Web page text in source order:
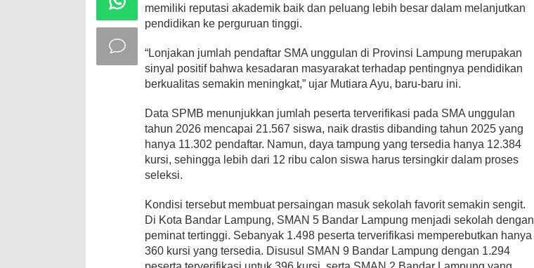
memiliki reputasi akademik baik dan peluang lebih besar dalam melanjutkan
pendidikan ke perguruan tinggi.
“Lonjakan jumlah pendaftar SMA unggulan di Provinsi Lampung merupakan
sinyal positif bahwa kesadaran masyarakat terhadap pentingnya pendidikan
berkualitas semakin meningkat,” ujar Mutiara Ayu, baru-baru ini.
Data SPMB menunjukkan jumlah peserta terverifikasi pada SMA unggulan
tahun 2026 mencapai 21.567 siswa, naik drastis dibanding tahun 2025 yang
hanya 11.302 pendaftar. Namun, daya tampung yang tersedia hanya 12.384
kursi, sehingga lebih dari 12 ribu calon siswa harus tersingkir dalam proses
seleksi.
Kondisi tersebut membuat persaingan masuk sekolah favorit semakin sengit.
Di Kota Bandar Lampung, SMAN 5 Bandar Lampung menjadi sekolah dengan
peminat tertinggi. Sebanyak 1.498 peserta terverifikasi memperebutkan hanya
360 kursi yang tersedia. Disusul SMAN 9 Bandar Lampung dengan 1.294